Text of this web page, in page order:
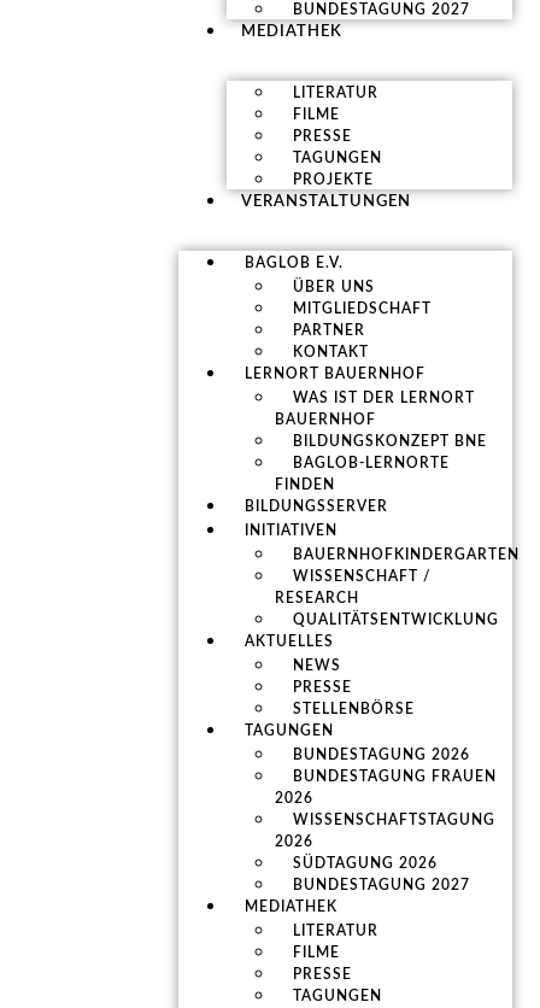
BUNDESTAGUNG 2027
MEDIATHEK
LITERATUR
FILME
PRESSE
TAGUNGEN
PROJEKTE
VERANSTALTUNGEN
BAGLOB E.V.
ÜBER UNS
MITGLIEDSCHAFT
PARTNER
KONTAKT
LERNORT BAUERNHOF
WAS IST DER LERNORT
BAUERNHOF
BILDUNGSKONZEPT BNE
BAGLOB-LERNORTE
FINDEN
BILDUNGSSERVER
INITIATIVEN
BAUERNHOFKINDERGARTEN
WISSENSCHAFT /
RESEARCH
QUALITÄTSENTWICKLUNG
AKTUELLES
NEWS
PRESSE
STELLENBÖRSE
TAGUNGEN
BUNDESTAGUNG 2026
BUNDESTAGUNG FRAUEN
2026
WISSENSCHAFTSTAGUNG
2026
SÜDTAGUNG 2026
BUNDESTAGUNG 2027
MEDIATHEK
LITERATUR
FILME
PRESSE
TAGUNGEN